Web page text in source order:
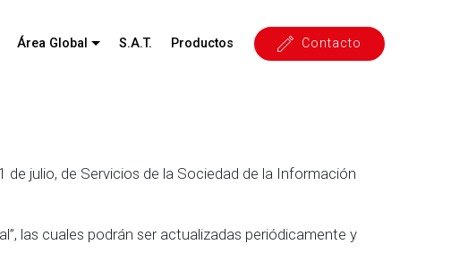
Área Global S.A.T. Productos Contacto
julio, de Servicios de la Sociedad de la Información
las cuales podrán ser actualizadas periódicamente y